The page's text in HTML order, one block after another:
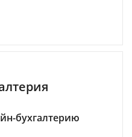
бухгалтерию